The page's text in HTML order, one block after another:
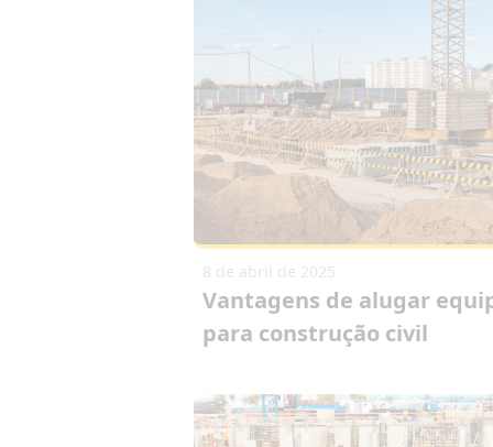
8 de abril de 2025
Vantagens de alugar
para construção civil